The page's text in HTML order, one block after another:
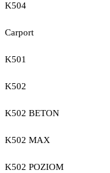
K504
Carport
K501
K502
K502 BETON
K502 MAX
K502 POZIOM